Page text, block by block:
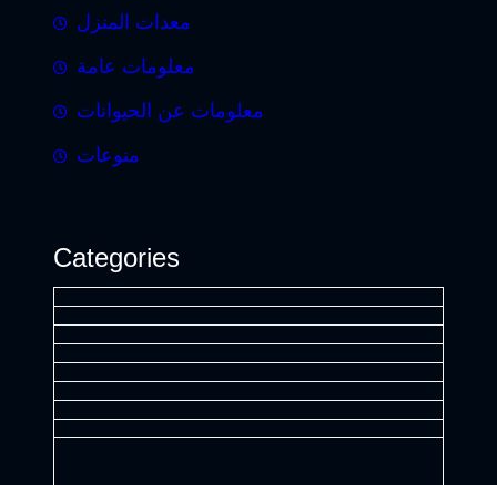
معدات المنزل
معلومات عامة
معلومات عن الحيوانات
منوعات
Categories